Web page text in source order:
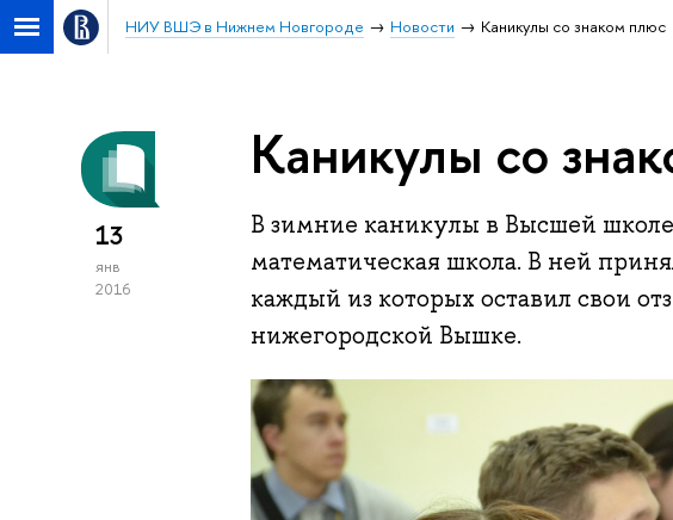
НИУ ВШЭ в Нижнем Новгороде Новости Каникулы со знаком плюс
13
янв
2016
Каникулы со
В зимние каникулы в Высшей
математическая школа. В ней
каждый из которых оставил свои
нижегородской Вышке.